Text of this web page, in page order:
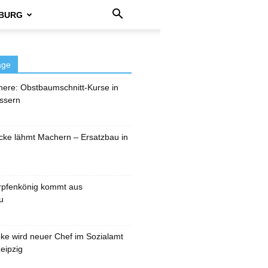
Obstbaumschnitt-Kurse in
lähmt Machern – Ersatzbau in
kommt aus
wird neuer Chef im Sozialamt